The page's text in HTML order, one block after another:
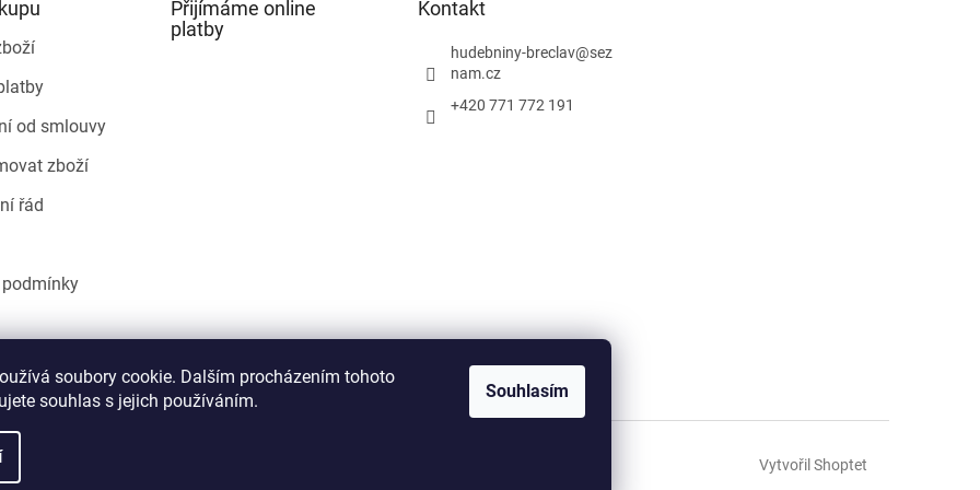
soubory cookie. Dalším procházením tohoto
souhlas s jejich používáním.
Souhlasím
od smlouvy
zboží
řád
Přijímáme online
platby
Kontakt
hudebniny-breclav@sez
nam.cz
+420 771 772 191
Heureka.cz
Vytvořil Shoptet
vyhrazena.